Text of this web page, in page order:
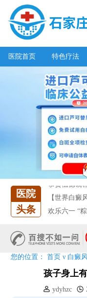
医院首页 特色疗法
医院
头条
7天唤醒黑色
您的位置：首页 ν 白癜
孩子身上
ydyhzc